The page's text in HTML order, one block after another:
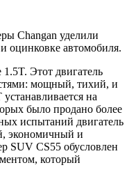
Changan уделили
оцинковке автомобиля.
Этот двигатель
мощный, тихий, и
на
было продано более
испытаний двигатель
экономичный и
SUV CS55 обусловлен
который